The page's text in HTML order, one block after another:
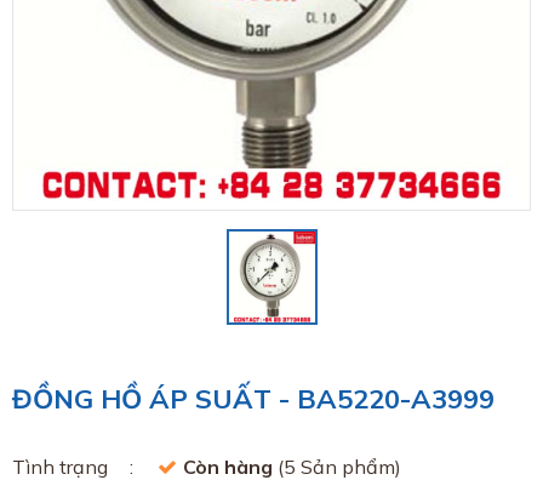
ĐỒNG HỒ ÁP SUẤT - BA5220-A3999
Tình trạng Còn hàng (5 Sản phẩm)